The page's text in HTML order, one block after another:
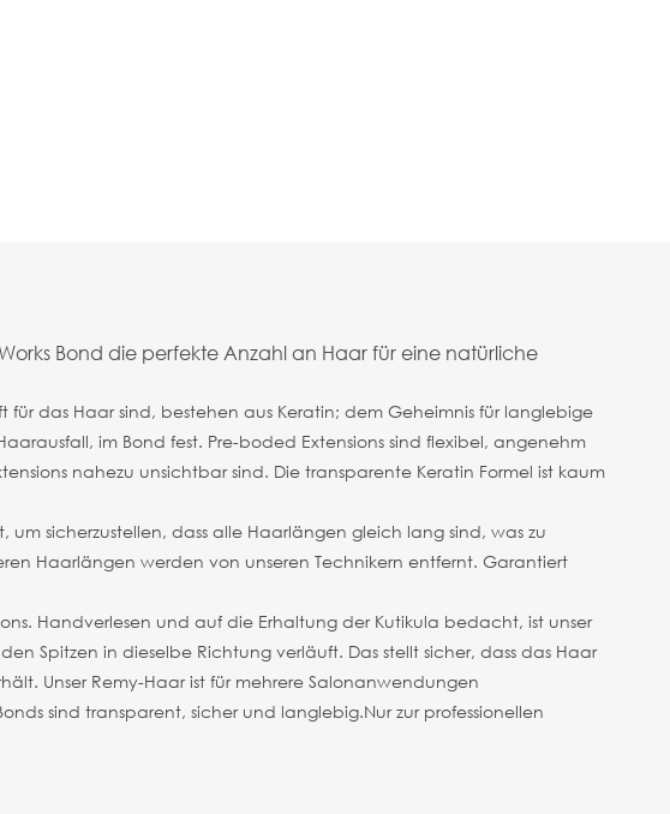
Bond die perfekte Anzahl an Haar für eine natürliche
das Haar sind, bestehen aus Keratin; dem Geheimnis für langlebige
im Bond fest. Pre-boded Extensions sind flexibel, angenehm
nahezu unsichtbar sind. Die transparente Keratin Formel ist kaum
sicherzustellen, dass alle Haarlängen gleich lang sind, was zu
Haarlängen werden von unseren Technikern entfernt. Garantiert
Handverlesen und auf die Erhaltung der Kutikula bedacht, ist unser
Spitzen in dieselbe Richtung verläuft. Das stellt sicher, dass das Haar
Unser Remy-Haar ist für mehrere Salonanwendungen
sind transparent, sicher und langlebig.Nur zur professionellen